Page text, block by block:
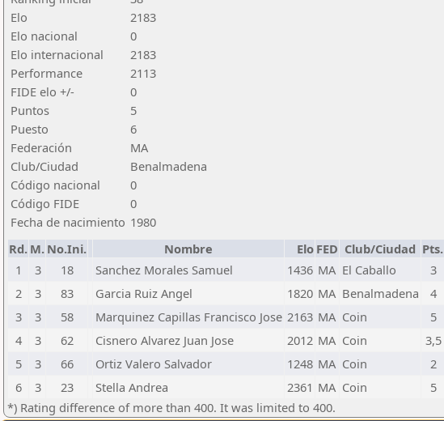
Elo
2183
Elo nacional
0
Elo internacional
2183
Performance
2113
FIDE elo +/-
0
Puntos
5
Puesto
6
Federación
MA
Club/Ciudad
Benalmadena
Código nacional
0
Código FIDE
0
Fecha de nacimiento 1980
Rd. M. No.Ini. Nombre Elo FED Club/Ciudad Pts.
1
3 18 Sanchez Morales Samuel 1436 MA El Caballo 3
2
3 83 Garcia Ruiz Angel 1820 MA Benalmadena 4
3
3 58 Marquinez Capillas Francisco Jose 2163 MA Coin 5
4
3 62 Cisnero Alvarez Juan Jose 2012 MA Coin 3,5
5
3 66 Ortiz Valero Salvador 1248 MA Coin 2
6
3 23 Stella Andrea 2361 MA Coin 5
*) Rating difference of more than 400. It was limited to 400.